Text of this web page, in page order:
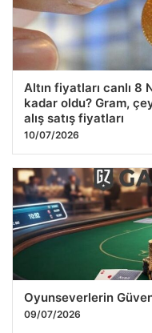
Altın fiyatları canlı 8
kadar oldu? Gram,
alış satış fiyatları
10/07/2026
Oyunseverlerin
09/07/2026